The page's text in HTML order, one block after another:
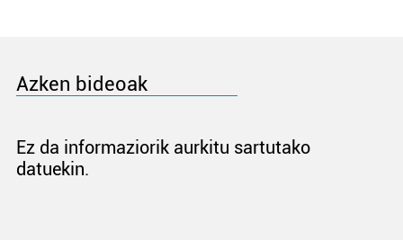
Azken bideoak
Ez da informaziorik aurkitu sartutako
datuekin.